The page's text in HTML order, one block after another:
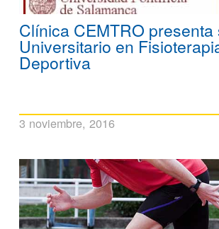
Clínica CEMTRO
Universitario en
Deportiva
3 noviembre, 2016